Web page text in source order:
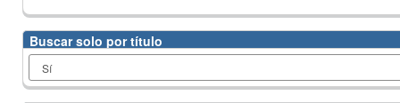
Buscar solo por título